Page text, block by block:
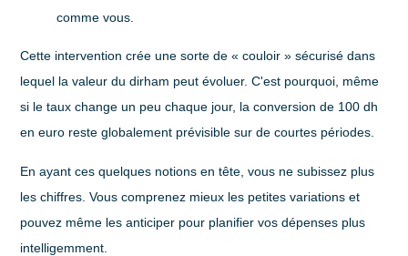
comme vous.
Cette intervention crée une sorte de « couloir » sécurisé dans
lequel la valeur du dirham peut évoluer. C'est pourquoi, même
si le taux change un peu chaque jour, la conversion de 100 dh
en euro reste globalement prévisible sur de courtes périodes.
En ayant ces quelques notions en tête, vous ne subissez plus
les chiffres. Vous comprenez mieux les petites variations et
pouvez même les anticiper pour planifier vos dépenses plus
intelligemment.